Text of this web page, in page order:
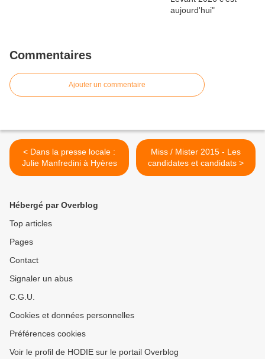
Commentaires
Ajouter un commentaire
< Dans la presse locale :
Julie Manfredini à Hyères
Miss / Mister 2015 - Les
candidates et candidats >
Hébergé par Overblog
Top articles
Pages
Contact
Signaler un abus
C.G.U.
Cookies et données personnelles
Préférences cookies
Voir le profil de HODIE sur le portail Overblog